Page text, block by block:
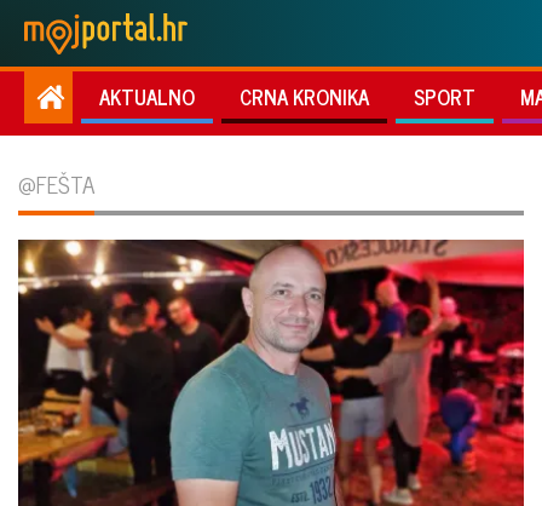
AKTUALNO CRNA KRONIKA SPORT
@FEŠTA